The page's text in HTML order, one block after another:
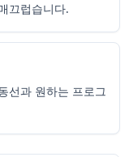
끄럽습니다.
선과 원하는 프로그